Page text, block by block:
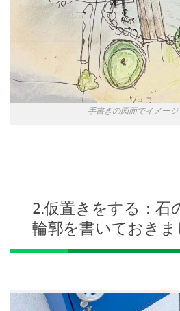
手書きの図面でイメー
2.仮置きをする：石
輪郭を書いておきま